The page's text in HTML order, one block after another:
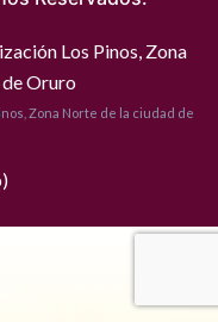
Los Pinos, Zona
Oruro
Zona Norte de la ciudad de